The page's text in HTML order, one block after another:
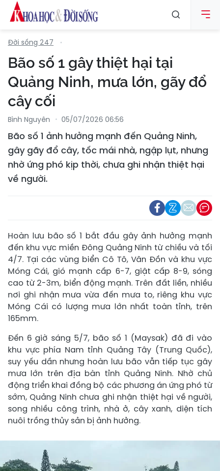
Đời sống 247
Bão số 1 gây thiệt hại tại
Quảng Ninh, mưa lớn, gãy đổ
cây cối
Bình Nguyên 05/07/2026 06:56
Bão số 1 ảnh hưởng mạnh đến Quảng Ninh,
gây gãy đổ cây, tốc mái nhà, ngập lụt, nhưng
nhờ ứng phó kịp thời, chưa ghi nhận thiệt hại
về người.
Hoàn lưu bão số 1 bắt đầu gây ảnh hưởng mạnh
đến khu vực miền Đông Quảng Ninh từ chiều và tối
4/7. Tại các vùng biển Cô Tô, Vân Đồn và khu vực
Móng Cái, gió mạnh cấp 6-7, giật cấp 8-9, sóng
cao từ 2-3m, biển động mạnh. Trên đất liền, nhiều
nơi ghi nhận mưa vừa đến mưa to, riêng khu vực
Móng Cái có lượng mưa lớn nhất toàn tỉnh, trên
165mm.
Đến 6 giờ sáng 5/7, bão số 1 (Maysak) đã đi vào
khu vực phía Nam tỉnh Quảng Tây (Trung Quốc),
suy yếu dần nhưng hoàn lưu bão vẫn tiếp tục gây
mưa lớn trên địa bàn tỉnh Quảng Ninh. Nhờ chủ
động triển khai đồng bộ các phương án ứng phó từ
sớm, Quảng Ninh chưa ghi nhận thiệt hại về người,
song nhiều công trình, nhà ở, cây xanh, diện tích
nuôi trồng thủy sản bị ảnh hưởng.